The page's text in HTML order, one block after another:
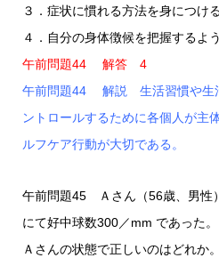
３．症状に慣れる方法を身につけ
４．自分の身体徴候を把握するよ
午前問題44 解答 4
午前問題44 解説 生活習慣や生
ントロールするために各個人が主
ルフケア行動が大切である。
午前問題45 Ａさん（56歳、男性
にて好中球数300／mm であった。
Ａさんの状態で正しいのはどれか。